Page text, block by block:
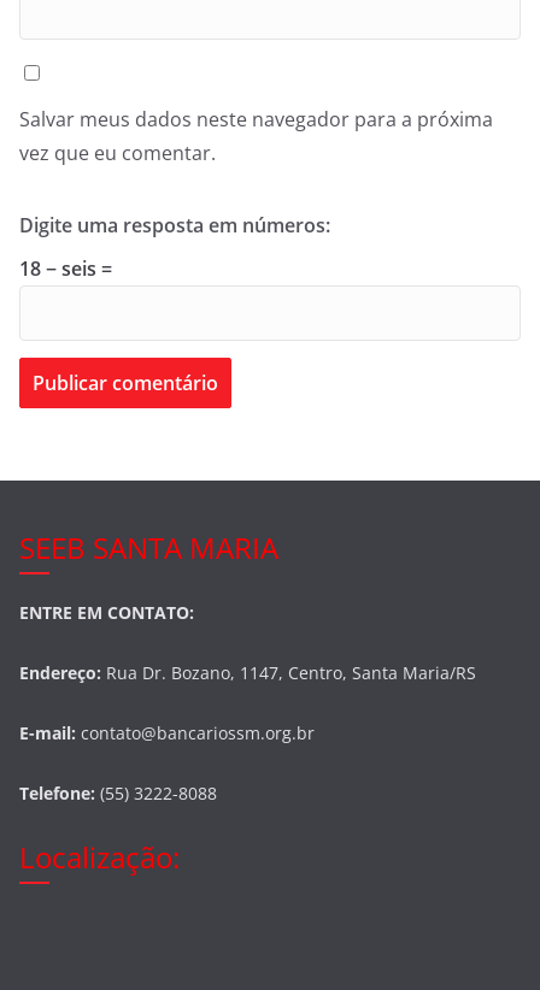
Salvar meus dados neste navegador para a próxima
vez que eu comentar.
Digite uma resposta em números:
18 − seis =
SEEB SANTA MARIA
ENTRE EM CONTATO:
Endereço: Rua Dr. Bozano, 1147, Centro, Santa Maria/RS
E-mail: contato@bancariossm.org.br
Telefone: (55) 3222-8088
Localização: